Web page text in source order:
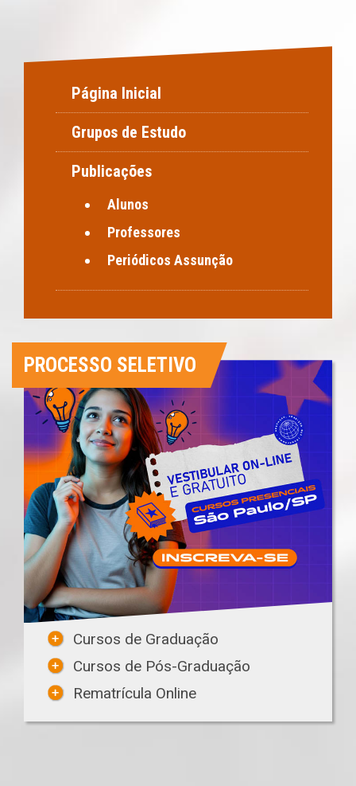
Página Inicial
Grupos de Estudo
Publicações
Alunos
Professores
Periódicos Assunção
PROCESSO SELETIVO
Cursos de Graduação
Cursos de Pós-Graduação
Rematrícula Online